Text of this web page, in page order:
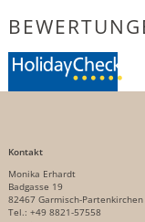
Kontakt
Monika Erhardt
Badgasse 19
82467 Garmisch-Partenkirchen
Tel.: +49 8821-57558